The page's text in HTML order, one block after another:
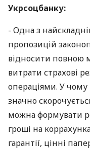
Укрсоцбанку:
- Одна з
пропозицій
відносити повною
витрати страхові
операціями. У
значно
можна формувати
гроші на
гарантії, цінні